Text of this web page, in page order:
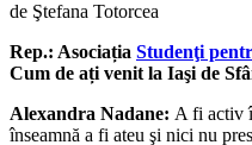
de Ştefana Totorcea
Rep.: Asociația Studenţi
Cum de ați venit la Iaşi de
Alexandra Nadane: A fi activ
înseamnă a fi ateu şi nici nu